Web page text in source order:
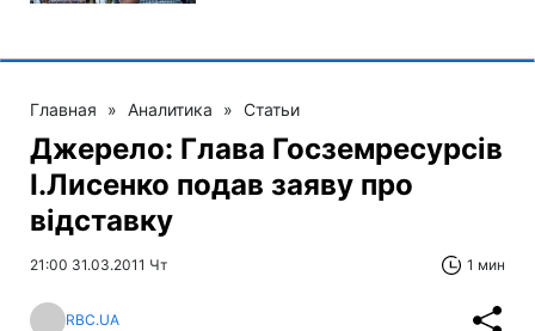
Главная » Аналитика » Статьи
Джерело: Глава Госземресурсів
І.Лисенко подав заяву про
відставку
21:00 31.03.2011 Чт 1 мин
RBC.UA